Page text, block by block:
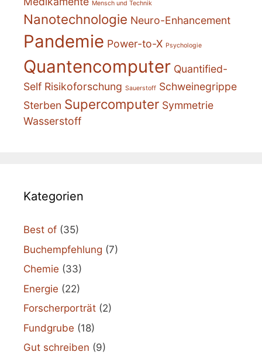
Mensch und Technik
Nanotechnologie Neuro-Enhancement
Pandemie Power-to-X Psychologie
Quantencomputer Quantified-
Self Risikoforschung Sauerstoff Schweinegrippe
Sterben Supercomputer Symmetrie
Wasserstoff
Kategorien
Best of (35)
Buchempfehlung (7)
Chemie (33)
Energie (22)
Forscherporträt (2)
Fundgrube (18)
Gut schreiben (9)